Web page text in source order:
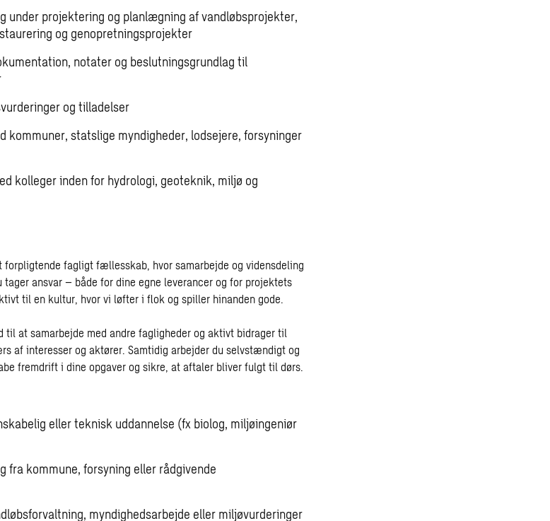
under projektering og planlægning af vandløbsprojekter,
og genopretningsprojekter
notater og beslutningsgrundlag til
og tilladelser
kommuner, statslige myndigheder, lodsejere, forsyninger
kolleger inden for hydrologi, geoteknik, miljø og
fagligt fællesskab, hvor samarbejde og vidensdeling
tager ansvar – både for dine egne leverancer og for projektets
til en kultur, hvor vi løfter i flok og spiller hinanden gode.
til at samarbejde med andre fagligheder og aktivt bidrager til
af interesser og aktører. Samtidig arbejder du selvstændigt og
fremdrift i dine opgaver og sikre, at aftaler bliver fulgt til dørs.
eller teknisk uddannelse (fx biolog, miljøingeniør
fra kommune, forsyning eller rådgivende
myndighedsarbejde eller miljøvurderinger